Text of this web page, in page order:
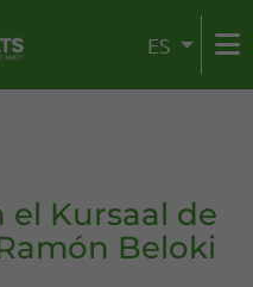
ES
Kursaal de
Beloki